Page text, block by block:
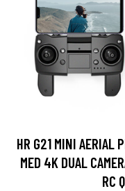
HR G21 MINI AERIAL
MED 4K DUAL
RC